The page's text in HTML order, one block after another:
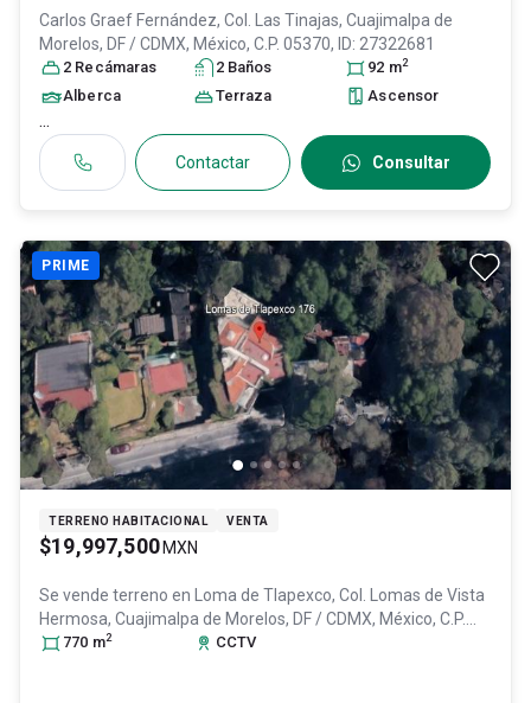
Carlos Graef Fernández, Col. Las Tinajas, Cuajimalpa de
Morelos, DF / CDMX, México, C.P. 05370, ID: 27322681
2 Recámaras 2 Baños 92 m2
Alberca Terraza Ascensor
...
Contactar Consultar
PRIME
TERRENO HABITACIONAL VENTA
$19,997,500 MXN
Se vende terreno en
Loma de Tlapexco, Col. Lomas de Vista
Hermosa, Cuajimalpa de Morelos, DF / CDMX, México, C.P.
05100, ID:
770 m2 CCTV